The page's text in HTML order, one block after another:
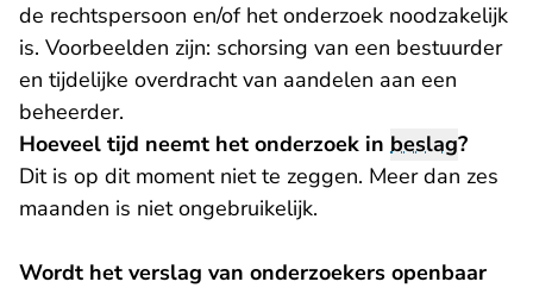
de rechtspersoon en/of het onderzoek noodzakelijk
is. Voorbeelden zijn: schorsing van een bestuurder
en tijdelijke overdracht van aandelen aan een
beheerder.
Hoeveel tijd neemt het onderzoek in beslag?
Dit is op dit moment niet te zeggen. Meer dan zes
maanden is niet ongebruikelijk.
Wordt het verslag van onderzoekers openbaar